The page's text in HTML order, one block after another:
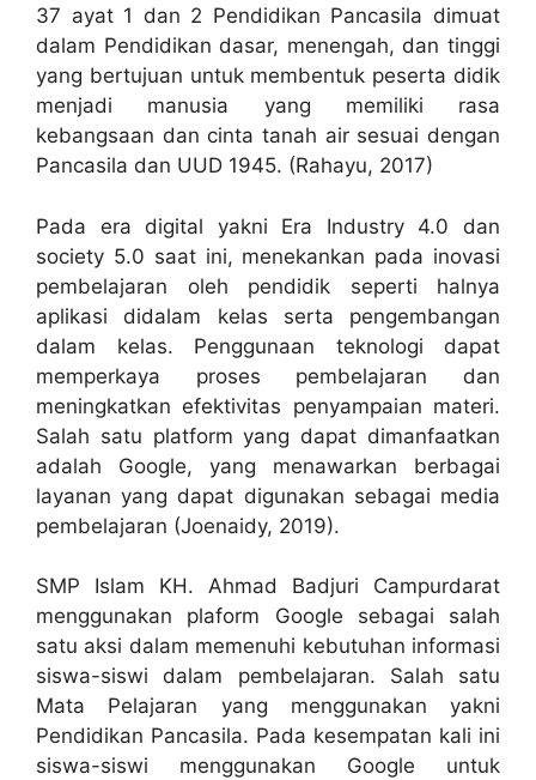
37 ayat 1 dan 2 Pendidikan Pancasila dimuat
dalam Pendidikan dasar, menengah, dan tinggi
yang bertujuan untuk membentuk peserta didik
menjadi manusia yang memiliki rasa
kebangsaan dan cinta tanah air sesuai dengan
Pancasila dan UUD 1945. (Rahayu, 2017)
Pada era digital yakni Era Industry 4.0 dan
society 5.0 saat ini, menekankan pada inovasi
pembelajaran oleh pendidik seperti halnya
aplikasi didalam kelas serta pengembangan
dalam kelas. Penggunaan teknologi dapat
memperkaya proses pembelajaran dan
meningkatkan efektivitas penyampaian materi.
Salah satu platform yang dapat dimanfaatkan
adalah Google, yang menawarkan berbagai
layanan yang dapat digunakan sebagai media
pembelajaran (Joenaidy, 2019).
SMP Islam KH. Ahmad Badjuri Campurdarat
menggunakan plaform Google sebagai salah
satu aksi dalam memenuhi kebutuhan informasi
siswa-siswi dalam pembelajaran. Salah satu
Mata Pelajaran yang menggunakan yakni
Pendidikan Pancasila. Pada kesempatan kali ini
siswa-siswi menggunakan Google untuk